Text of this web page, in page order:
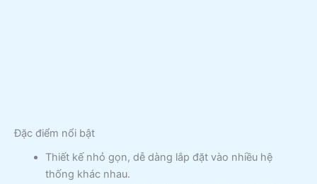
Đặc điểm nổi bật
Thiết kế nhỏ gọn, dễ dàng lắp đặt vào nhiều hệ
thống khác nhau.